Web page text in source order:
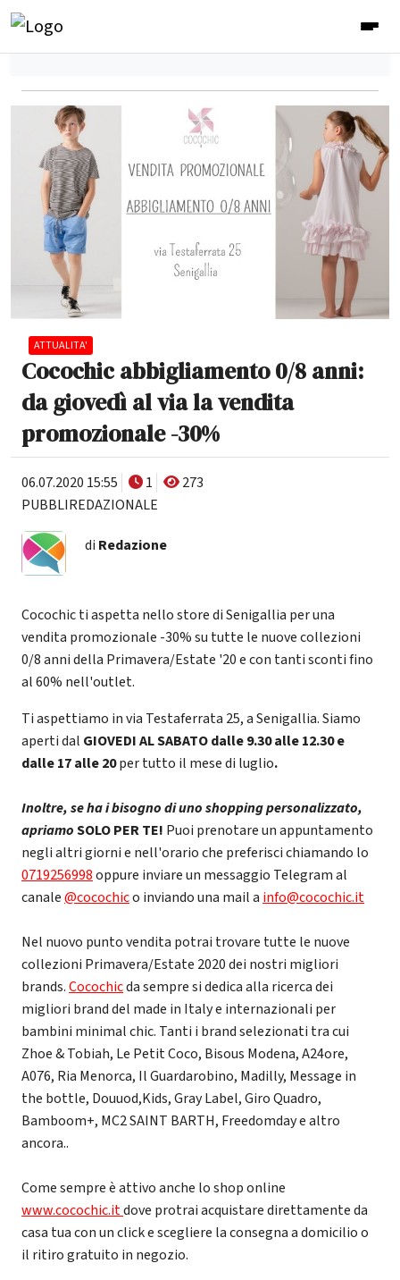
ATTUALITA'
Cocochic abbigliamento 0/8 anni:
da giovedì al via la vendita
promozionale -30%
06.07.2020 15:55 1
273
PUBBLIREDAZIONALE
di Redazione
Cocochic ti aspetta nello store di Senigallia per una
vendita promozionale -30% su tutte le nuove collezioni
0/8 anni della Primavera/Estate '20 e con tanti sconti fino
al 60% nell'outlet.
Ti aspettiamo in via Testaferrata 25, a Senigallia. Siamo
aperti dal GIOVEDI AL SABATOdalle 9.30 alle 12.30 e
dalle 17 alle 20per tutto il mese di luglio.
Inoltre, se ha i bisogno di uno shopping personalizzato,
apriamoSOLO PER TE! Puoi prenotare un appuntamento
negli altri giorni e nell'orario che preferisci chiamando lo
0719256998oppure inviare un messaggio Telegram al
canale@cocochico inviando una mail a info@cocochic.it
Nel nuovo punto vendita potrai trovare tutte le nuove
collezioni Primavera/Estate 2020 dei nostri migliori
brands.Cocochicda sempre si dedica alla ricerca dei
migliori brand del made in Italy e internazionali per
bambini minimal chic. Tanti i brand selezionati tra cui
Zhoe & Tobiah, Le Petit Coco, Bisous Modena, A24ore,
A076, Ria Menorca, Il Guardarobino, Madilly, Message in
the bottle, Douuod,Kids, Gray Label, Giro Quadro,
Bamboom+, MC2 SAINT BARTH, Freedomday e altro
ancora..
Come sempre è attivo anche lo shop online
www.cocochic.itdove protrai acquistare direttamente da
casa tua con un click e scegliere la consegna a domicilio o
il ritiro gratuito in negozio.